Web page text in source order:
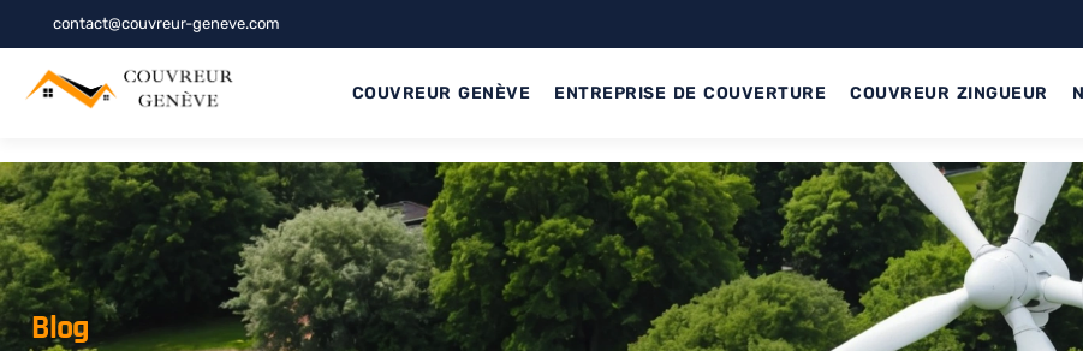
contact@couvreur-geneve.com
COUVREUR GENÈVE ENTREPRISE DE COUVERTURE COUVREUR ZINGUEUR
Blog